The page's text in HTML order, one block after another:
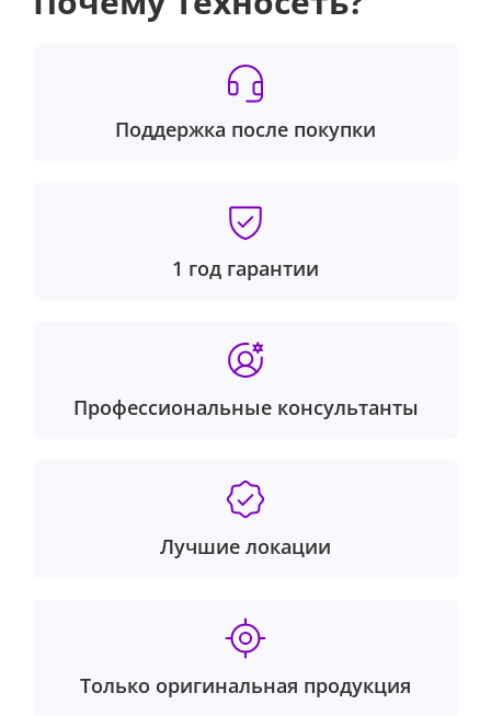
Поддержка после покупки
1 год гарантии
Профессиональные консультанты
Лучшие локации
Только оригинальная продукция